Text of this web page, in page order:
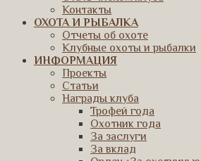
Контакты
ОХОТА И РЫБАЛКА
Отчеты об охоте
Клубные охоты и рыбалки
ИНФОРМАЦИЯ
Проекты
Статьи
Награды клуба
Трофей года
Охотник года
За заслуги
За вклад